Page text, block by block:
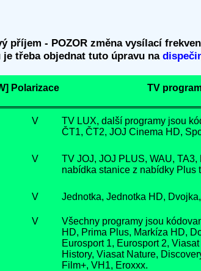
- POZOR změna vysílací
třeba objednat tuto úpravu na
Polarizace TV
V
TV LUX, další programy jsou
ČT1, ČT2, JOJ Cinema HD,
V
TV JOJ, JOJ PLUS, WAU,
nabídka stanice z nabídky Plus
V Jednotka, Jednotka HD,
V
Všechny programy jsou
HD, Prima Plus, Markíza HD,
Eurosport 1, Eurosport 2,
History, Viasat Nature,
Film+, VH1, Eroxxx.